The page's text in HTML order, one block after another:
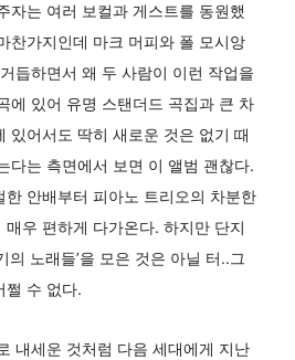
자는 여러 보컬과 게스트를 동원했
찬가지인데 마크 머피와 폴 모시앙
듭하면서 왜 두 사람이 이런 작업을
에 있어 유명 스탠더드 곡집과 큰 차
있어서도 딱히 새로운 것은 없기 때
다는 측면에서 보면 이 앨범 괜찮다.
한 안배부터 피아노 트리오의 차분한
우 편하게 다가온다. 하지만 단지
의 노래들’을 모은 것은 아닐 터..그
쩔 수 없다.
내세운 것처럼 다음 세대에게 지난